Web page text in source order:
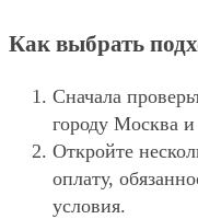
Как выбрать
Сначала
городу Москва
Откройте
оплату,
условия.